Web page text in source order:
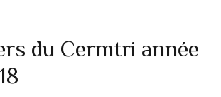
du Cermtri année